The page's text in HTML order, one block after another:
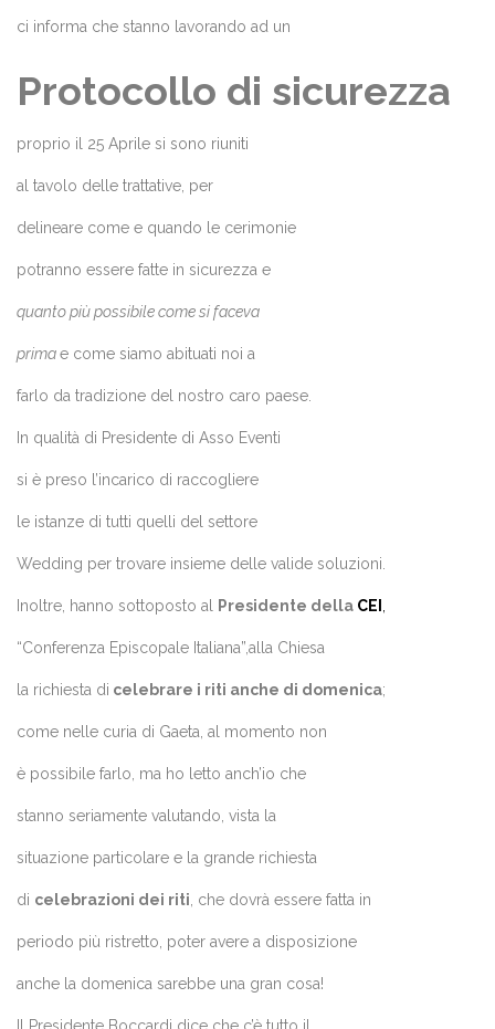
ci informa che stanno lavorando ad un
Protocollo di sicurezza
proprio il 25 Aprile si sono riuniti
al tavolo delle trattative, per
delineare come e quando le cerimonie
potranno essere fatte in sicurezza e
quanto più possibile come si faceva
primae come siamo abituati noi a
farlo da tradizione del nostro caro paese.
In qualità di Presidente di Asso Eventi
si è preso l’incarico di raccogliere
le istanze di tutti quelli del settore
Wedding per trovare insieme delle valide soluzioni.
Inoltre, hanno sottoposto al Presidente della CEI
“Conferenza Episcopale Italiana”,alla Chiesa
la richiesta di celebrare i riti anche di domenica;
come nelle curia di Gaeta, al momento non
è possibile farlo, ma ho letto anch’io che
stanno seriamente valutando, vista la
situazione particolare e la grande richiesta
di celebrazioni dei riti , che dovrà essere fatta in
periodo più ristretto, poter avere a disposizione
anche la domenica sarebbe una gran cosa!